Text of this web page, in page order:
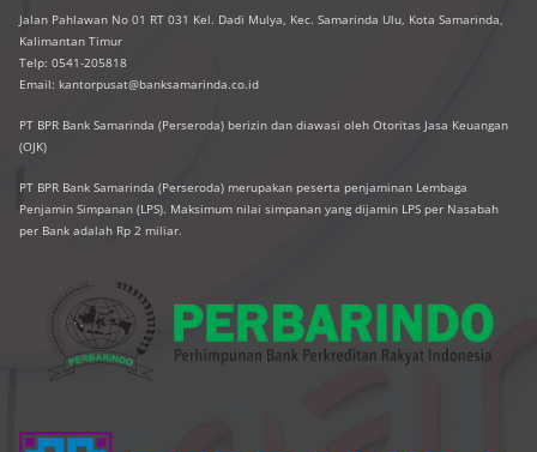
Jalan Pahlawan No 01 RT 031 Kel. Dadi Mulya, Kec. Samarinda Ulu, Kota Samarinda,
Kalimantan Timur
Telp: 0541-205818
Email: kantorpusat@banksamarinda.co.id
PT BPR Bank Samarinda (Perseroda) berizin dan diawasi oleh Otoritas Jasa Keuangan
(OJK)
PT BPR Bank Samarinda (Perseroda) merupakan peserta penjaminan Lembaga
Penjamin Simpanan (LPS). Maksimum nilai simpanan yang dijamin LPS per Nasabah
per Bank adalah Rp 2 miliar.